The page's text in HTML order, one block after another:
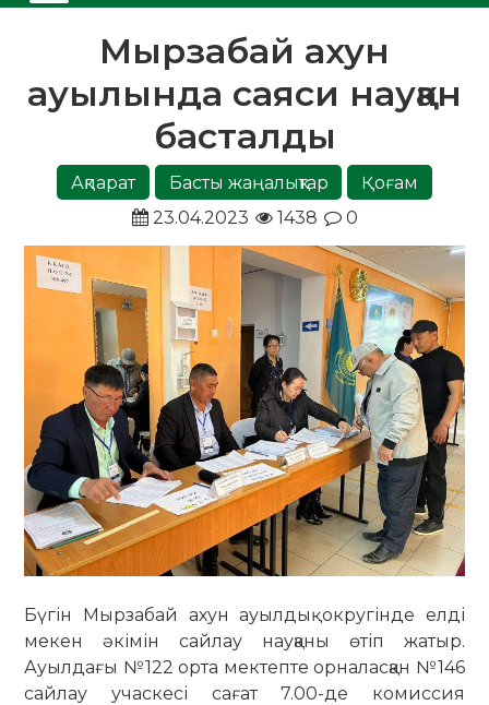
Мырзабай ахун
ауылында саяси науқан
басталды
Ақпарат Басты жаңалықтар
Қоғам
23.04.2023
1438 0
Бүгін Мырзабай ахун ауылдық округінде елді
мекен әкімін сайлау науқаны өтіп жатыр.
Ауылдағы №122 орта мектепте орналасқан №146
сайлау учаскесі сағат 7.00-де комиссия